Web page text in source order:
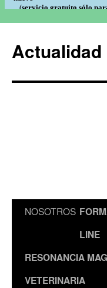
NOSOTROS
LINE
RESONANCIA
VETERINARIA